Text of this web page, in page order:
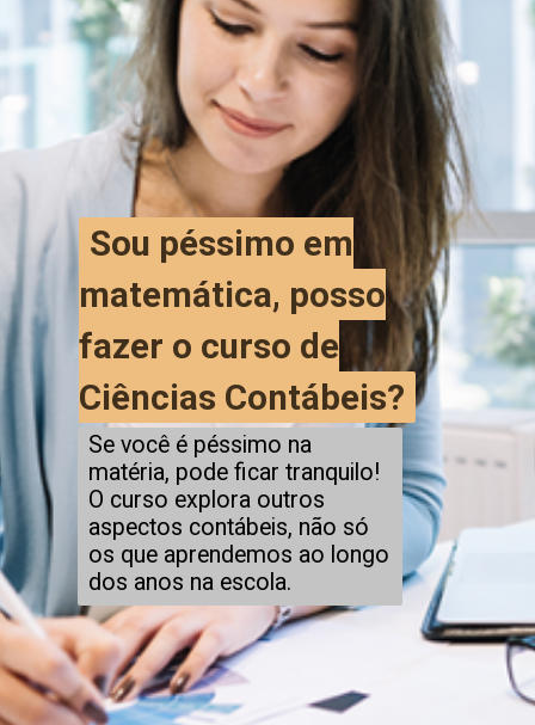
Sou péssimo em
matemática, posso
fazer o curso de
Ciências Contábeis?
Sou péssimo em
matemática, posso
fazer o curso de
Ciências Contábeis?
Se você é péssimo na
matéria, pode ficar tranquilo!
O curso explora outros
aspectos contábeis, não só
os que aprendemos ao longo
dos anos na escola.